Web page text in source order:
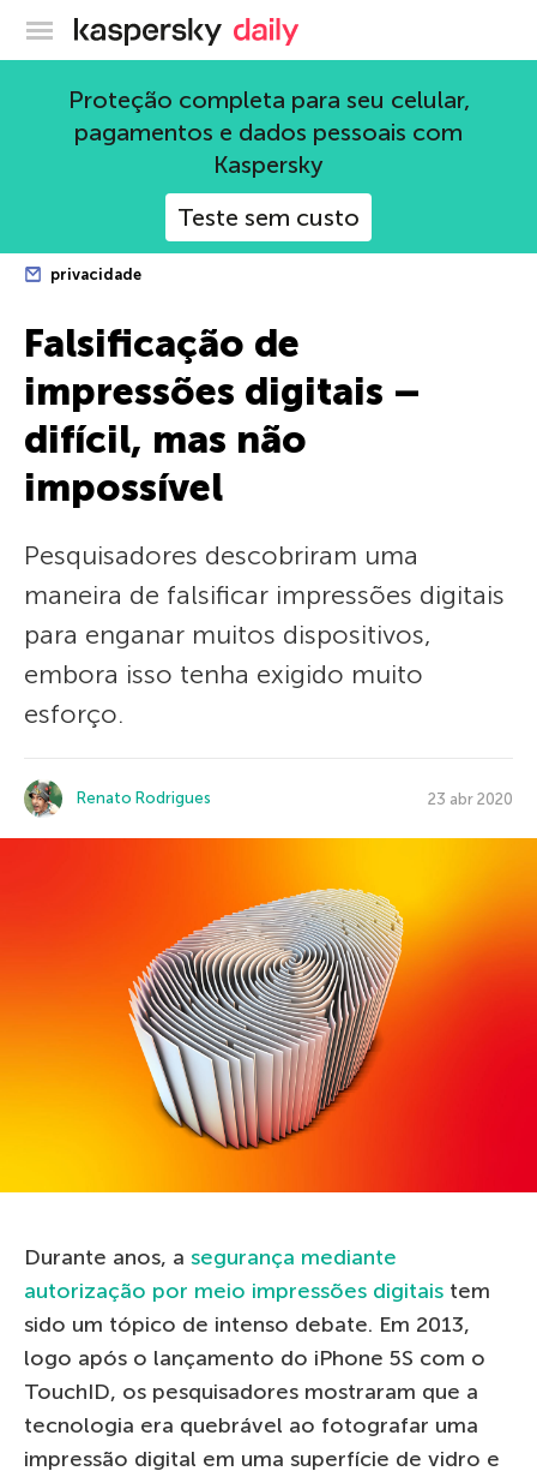
Blog oficial da Kaspersky
Proteção completa para seu celular,
pagamentos e dados pessoais com
Kaspersky
Teste sem custo
privacidade
Falsificação de
impressões digitais –
difícil, mas não
impossível
Pesquisadores descobriram uma
maneira de falsificar impressões digitais
para enganar muitos dispositivos,
embora isso tenha exigido muito
esforço.
Renato Rodrigues 23 abr 2020
Durante anos, a segurança mediante
autorização por meio impressões digitais tem
sido um tópico de intenso debate. Em 2013,
logo após o lançamento do iPhone 5S com o
TouchID, os pesquisadores mostraram que a
tecnologia era quebrável ao fotografar uma
impressão digital em uma superfície de vidro e